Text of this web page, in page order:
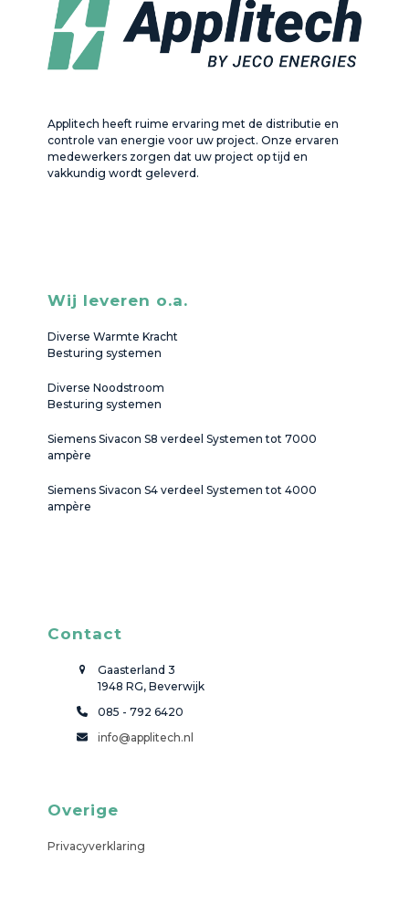
Applitech heeft ruime ervaring met de distributie en
controle van energie voor uw project. Onze ervaren
medewerkers zorgen dat uw project op tijd en
vakkundig wordt geleverd.
Wij leveren o.a.
Diverse Warmte Kracht
Besturing systemen
Diverse Noodstroom
Besturing systemen
Siemens Sivacon S8 verdeel Systemen tot 7000
ampère
Siemens Sivacon S4 verdeel Systemen tot 4000
ampère
Contact
Gaasterland 3
1948 RG, Beverwijk
085 - 792 6420
info@applitech.nl
Overige
Privacyverklaring